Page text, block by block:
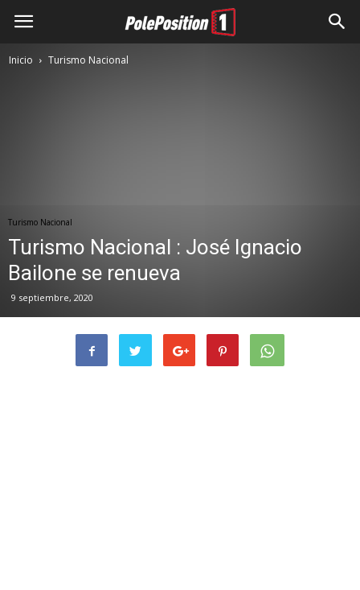
Inicio Turismo Nacional
Turismo Nacional
Turismo Nacional : José Ignacio
Bailone se renueva
9 septiembre, 2020